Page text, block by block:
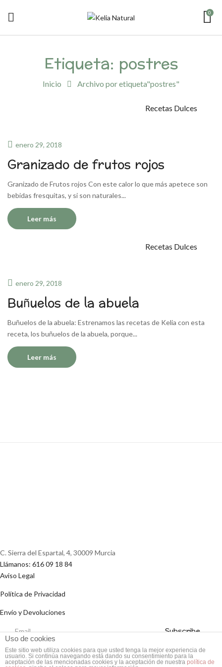
0
Etiqueta: postres
Inicio Archivo por etiqueta"postres"
Recetas Dulces
enero 29, 2018
Granizado de frutos rojos
Granizado de Frutos rojos Con este calor lo que más apetece son
bebidas fresquitas, y si son naturales...
Leer más
Recetas Dulces
enero 29, 2018
Buñuelos de la abuela
Buñuelos de la abuela: Estrenamos las recetas de Kelia con esta
receta, los buñuelos de la abuela, porque...
Leer más
C. Sierra del Espartal, 4, 30009 Murcia
Llámanos: 616 09 18 84
Aviso Legal
Política de Privacidad
Envío y Devoluciones
© 2024 Kelia Natural, Todos los derechos reservados
Uso de cookies
Este sitio web utiliza cookies para que usted tenga la mejor experiencia de
usuario. Si continúa navegando está dando su consentimiento para la
aceptación de las mencionadas cookies y la aceptación de nuestra política de